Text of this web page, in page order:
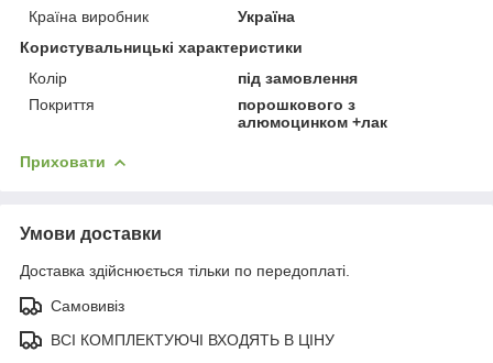
Країна виробник
Україна
Користувальницькі характеристики
Колір
під замовлення
Покриття
порошкового з
алюмоцинком +лак
Приховати
Умови доставки
Доставка здійснюється тільки по передоплаті.
Самовивіз
ВСІ КОМПЛЕКТУЮЧІ ВХОДЯТЬ В ЦІНУ